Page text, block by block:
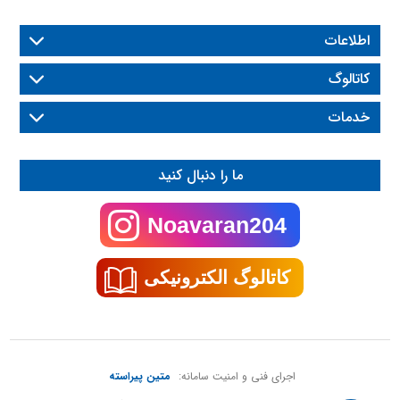
اطلاعات
کاتالوگ
خدمات
ما را دنبال کنید
Noavaran204
کاتالوگ الکترونیکی
اجرای فنی و امنیت سامانه: متین پیراسته